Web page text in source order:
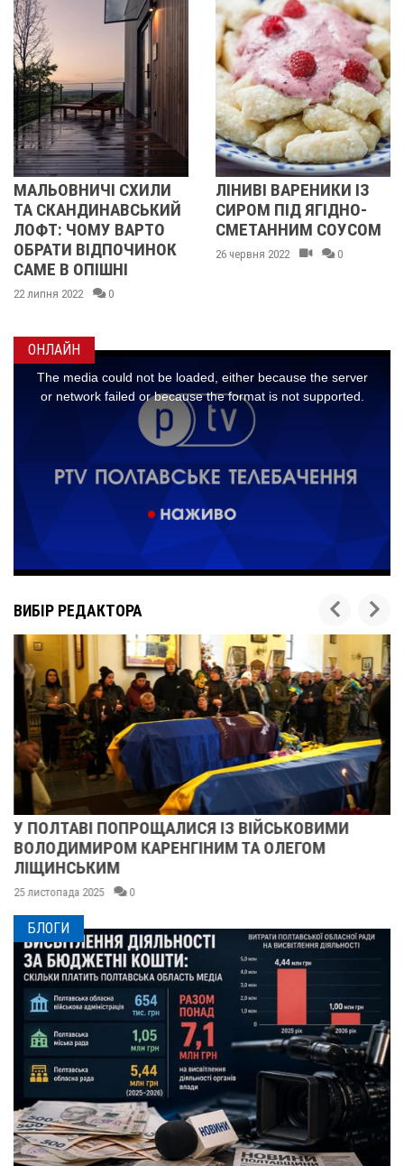
ЛІНИВІ ВАРЕНИКИ ІЗ
СИРОМ ПІД ЯГІДНО-
СМЕТАННИМ СОУСОМ
26 червня 2022 0
СУДАК ПО-
КОРИСНИЙ
СТОЛИЧНИЙ
ДЕЛІКАТЕС
ОНЛАЙН
ВИБІР РЕДАКТОРА
У ПОЛТАВІ ПОПРОЩАЛИСЯ ІЗ ВІЙСЬКОВИМИ
ВОЛОДИМИРОМ КАРЕНГІНИМ ТА ОЛЕГОМ
ЛІЩИНСЬКИМ
25 листопада 2025 0
БЛОГИ